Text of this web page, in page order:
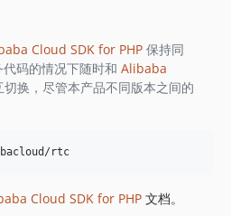
Cloud SDK for PHP保持同
码的情况下随时和 Alibaba
换，尽管本产品不同版本之间的
Cloud SDK for PHP 文档。